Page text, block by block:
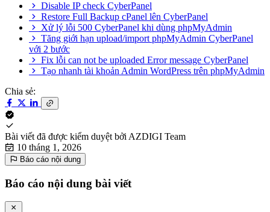
Disable IP check CyberPanel
Restore Full Backup cPanel lên CyberPanel
Xử lý lỗi 500 CyberPanel khi dùng phpMyAdmin
Tăng giới hạn upload/import phpMyAdmin CyberPanel
với 2 bước
Fix lỗi can not be uploaded Error message CyberPanel
Tạo nhanh tài khoản Admin WordPress trên phpMyAdmin
Chia sẻ:
Bài viết đã được kiểm duyệt bởi AZDIGI Team
10 tháng 1, 2026
Báo cáo nội dung
Báo cáo nội dung bài viết